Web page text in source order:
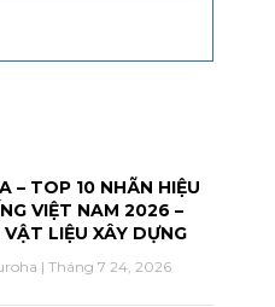
– TOP 10 NHÃN HIỆU
VIỆT NAM 2026 –
VẬT LIỆU XÂY DỰNG
Tháng 7 24, 2026